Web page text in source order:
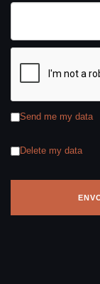
Send me my data
Delete my data